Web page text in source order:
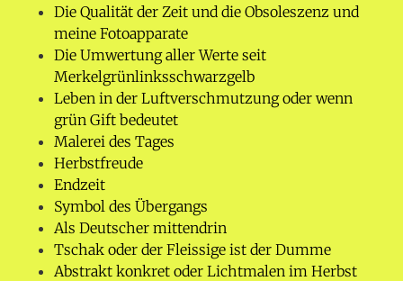
Die Qualität der Zeit und die Obsoleszenz und
meine Fotoapparate
Die Umwertung aller Werte seit
Merkelgrünlinksschwarzgelb
Leben in der Luftverschmutzung oder wenn
grün Gift bedeutet
Malerei des Tages
Herbstfreude
Endzeit
Symbol des Übergangs
Als Deutscher mittendrin
Tschak oder der Fleissige ist der Dumme
Abstrakt konkret oder Lichtmalen im Herbst